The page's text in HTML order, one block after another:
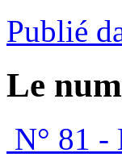
Publié
Le
N° 81 -